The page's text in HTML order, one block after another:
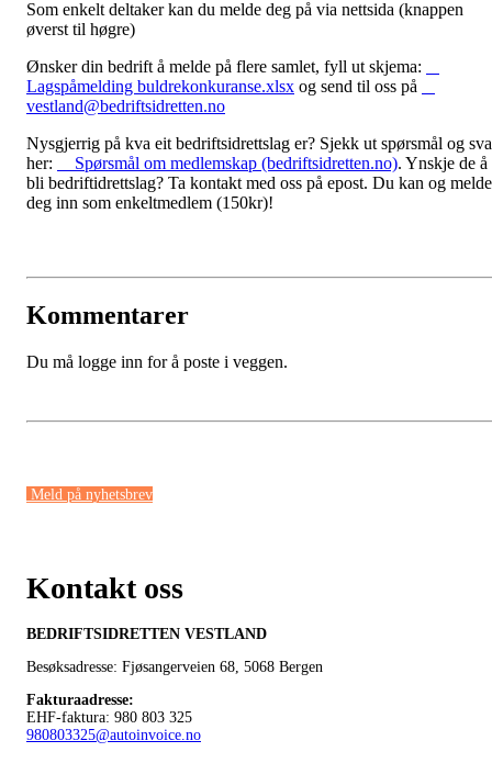
Som enkelt deltaker kan du melde deg på via nettsida (knappen
øverst til høgre)
Ønsker din bedrift å melde på flere samlet, fyll ut skjema:
Lagspåmelding buldrekonkuranse.xlsx og send til oss på
vestland@bedriftsidretten.no
Nysgjerrig på kva eit bedriftsidrettslag er? Sjekk ut spørsmål og
her:
Spørsmål om medlemskap (bedriftsidretten.no). Ynskje de å
bli bedriftidrettslag? Ta kontakt med oss på epost. Du kan og melde
deg inn som enkeltmedlem (150kr)!
Kommentarer
Du må logge inn for å poste i veggen.
Meld på nyhetsbrev
Kontakt oss
BEDRIFTSIDRETTEN VESTLAND
Besøksadresse: Fjøsangerveien 68, 5068 Bergen
Fakturaadresse:
EHF-faktura: 980 803 325
980803325@autoinvoice.no